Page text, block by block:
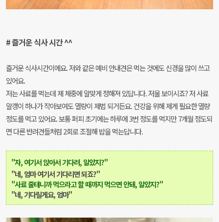
# 즐거운 식사 시간 ^^
즐거운 식사시간이에요. 저와 같은 예비 안내견은 먹는 것에도 신경을 많이 쓰고
있어요.
저는 사료를 먹는데 제 체중에 알맞게 정해져 있답니다. 저울 보이시죠? 저 사료
알갱이 하나가 작아보여도 열량이 제법 되거든요. 건강을 위해 제게 필요한 열량
정도를 먹고 있어요. 보통 퍼피 초기에는 하루에 3번정도를 먹지만 7개월 정도되
면 다른 반려견들처럼 2회로 조절해 밥을 먹는답니다.
"자, 여기서 앉아서 기다려, 알았지?"
"네, 엄마 여기서 기다리면 되죠?"
"사료 줄테니까 먹으라고 할 때까지 먹으면 안돼, 알았지?"
"네, 기다릴게요, 엄마"